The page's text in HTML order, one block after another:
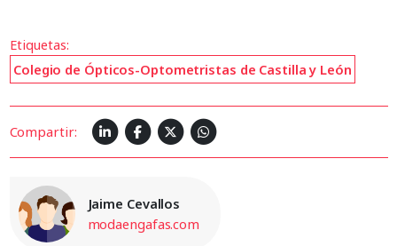
Etiquetas:
Colegio de Ópticos-Optometristas de Castilla y León
Compartir:
Jaime Cevallos
modaengafas.com